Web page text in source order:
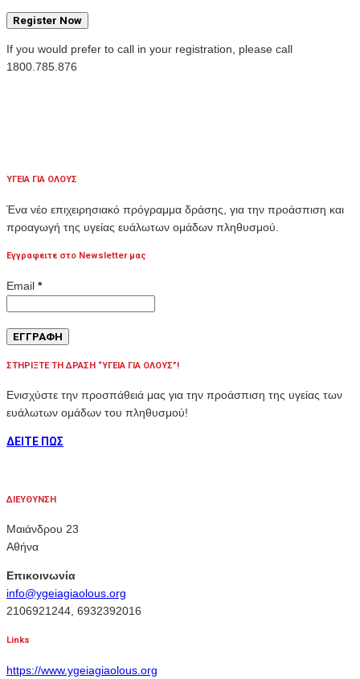
Register Now
If you would prefer to call in your registration, please call
1800.785.876
ΥΓΕΙΑ ΓΙΑ ΟΛΟΥΣ
Ένα νέο επιχειρησιακό πρόγραμμα δράσης, για την προάσπιση και
προαγωγή της υγείας ευάλωτων ομάδων πληθυσμού.
Εγγραφειτε στο Newsletter μας
Email *
ΣΤΗΡΙΞΤΕ ΤΗ ΔΡΑΣΗ “ΥΓΕΙΑ ΓΙΑ ΟΛΟΥΣ”!
Ενισχύστε την προσπάθειά μας για την προάσπιση της υγείας των
ευάλωτων ομάδων του πληθυσμού!
ΔΕΙΤΕ ΠΩΣ
ΔΙΕΥΘΥΝΣΗ
Μαιάνδρου 23
Αθήνα
Επικοινωνία
info@ygeiagiaolous.org
2106921244, 6932392016
Links
https://www.ygeiagiaolous.org